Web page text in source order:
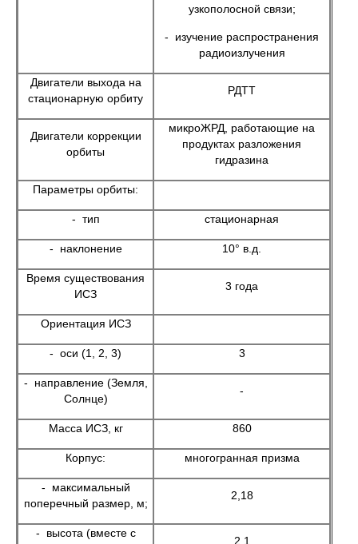
узкополосной связи;
- изучение распространения
радиоизлучения
Двигатели выхода на
стационарную орбиту
РДТТ
Двигатели коррекции
орбиты
микроЖРД, работающие на
продуктах разложения
гидразина
Параметры орбиты:
- тип стационарная
- наклонение 10° в.д.
Время существования
ИСЗ
3 года
Ориентация ИСЗ
- оси (1, 2, 3) 3
- направление (Земля,
Солнце)
-
Масса ИСЗ, кг 860
Корпус: многогранная призма
- максимальный
поперечный размер, м;
2,18
- высота (вместе с
2,1